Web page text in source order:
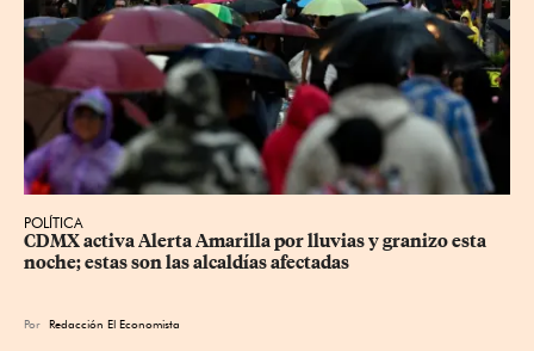
POLÍTICA
CDMX activa Alerta Amarilla por lluvias y granizo esta
noche; estas son las alcaldías afectadas
Por Redacción El Economista